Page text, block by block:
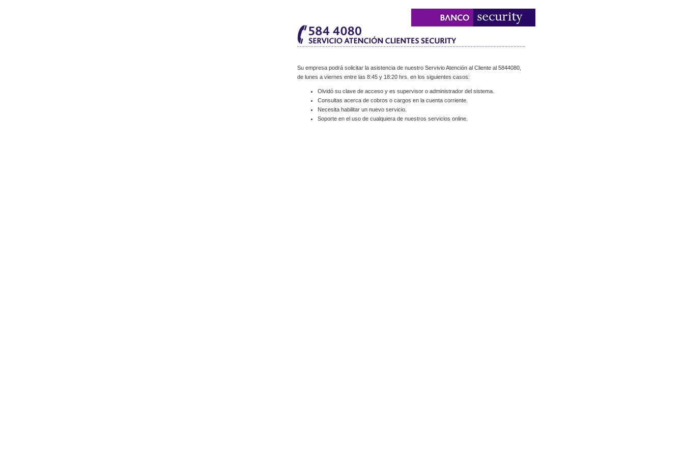
Su empresa podrá solicitar la asistencia de nuestro Servivio Atención al Cliente al 5844080,
de lunes a viernes entre las 8:45 y 18:20 hrs. en los siguientes casos:
Olvidó su clave de acceso y es supervisor o administrador del sistema.
Consultas acerca de cobros o cargos en la cuenta corriente.
Necesita habilitar un nuevo servicio.
Soporte en el uso de cualquiera de nuestros servicios online.